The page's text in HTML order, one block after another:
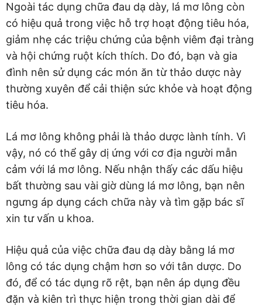
Ngoài tác dụng chữa đau dạ dày, lá mơ lông còn
có hiệu quả trong việc hỗ trợ hoạt động tiêu hóa,
giảm nhẹ các triệu chứng của bệnh viêm đại tràng
và hội chứng ruột kích thích. Do đó, bạn và gia
đình nên sử dụng các món ăn từ thảo dược này
thường xuyên để cải thiện sức khỏe và hoạt động
tiêu hóa.
Lá mơ lông không phải là thảo dược lành tính. Vì
vậy, nó có thể gây dị ứng với cơ địa người mẫn
cảm với lá mơ lông. Nếu nhận thấy các dấu hiệu
bất thường sau vài giờ dùng lá mơ lông, bạn nên
ngưng áp dụng cách chữa này và tìm gặp bác sĩ
xin tư vấn u khoa.
Hiệu quả của việc chữa đau dạ dày bằng lá mơ
lông có tác dụng chậm hơn so với tân dược. Do
đó, để có tác dụng rõ rệt, bạn nên áp dụng đều
đặn và kiên trì thực hiện trong thời gian dài để